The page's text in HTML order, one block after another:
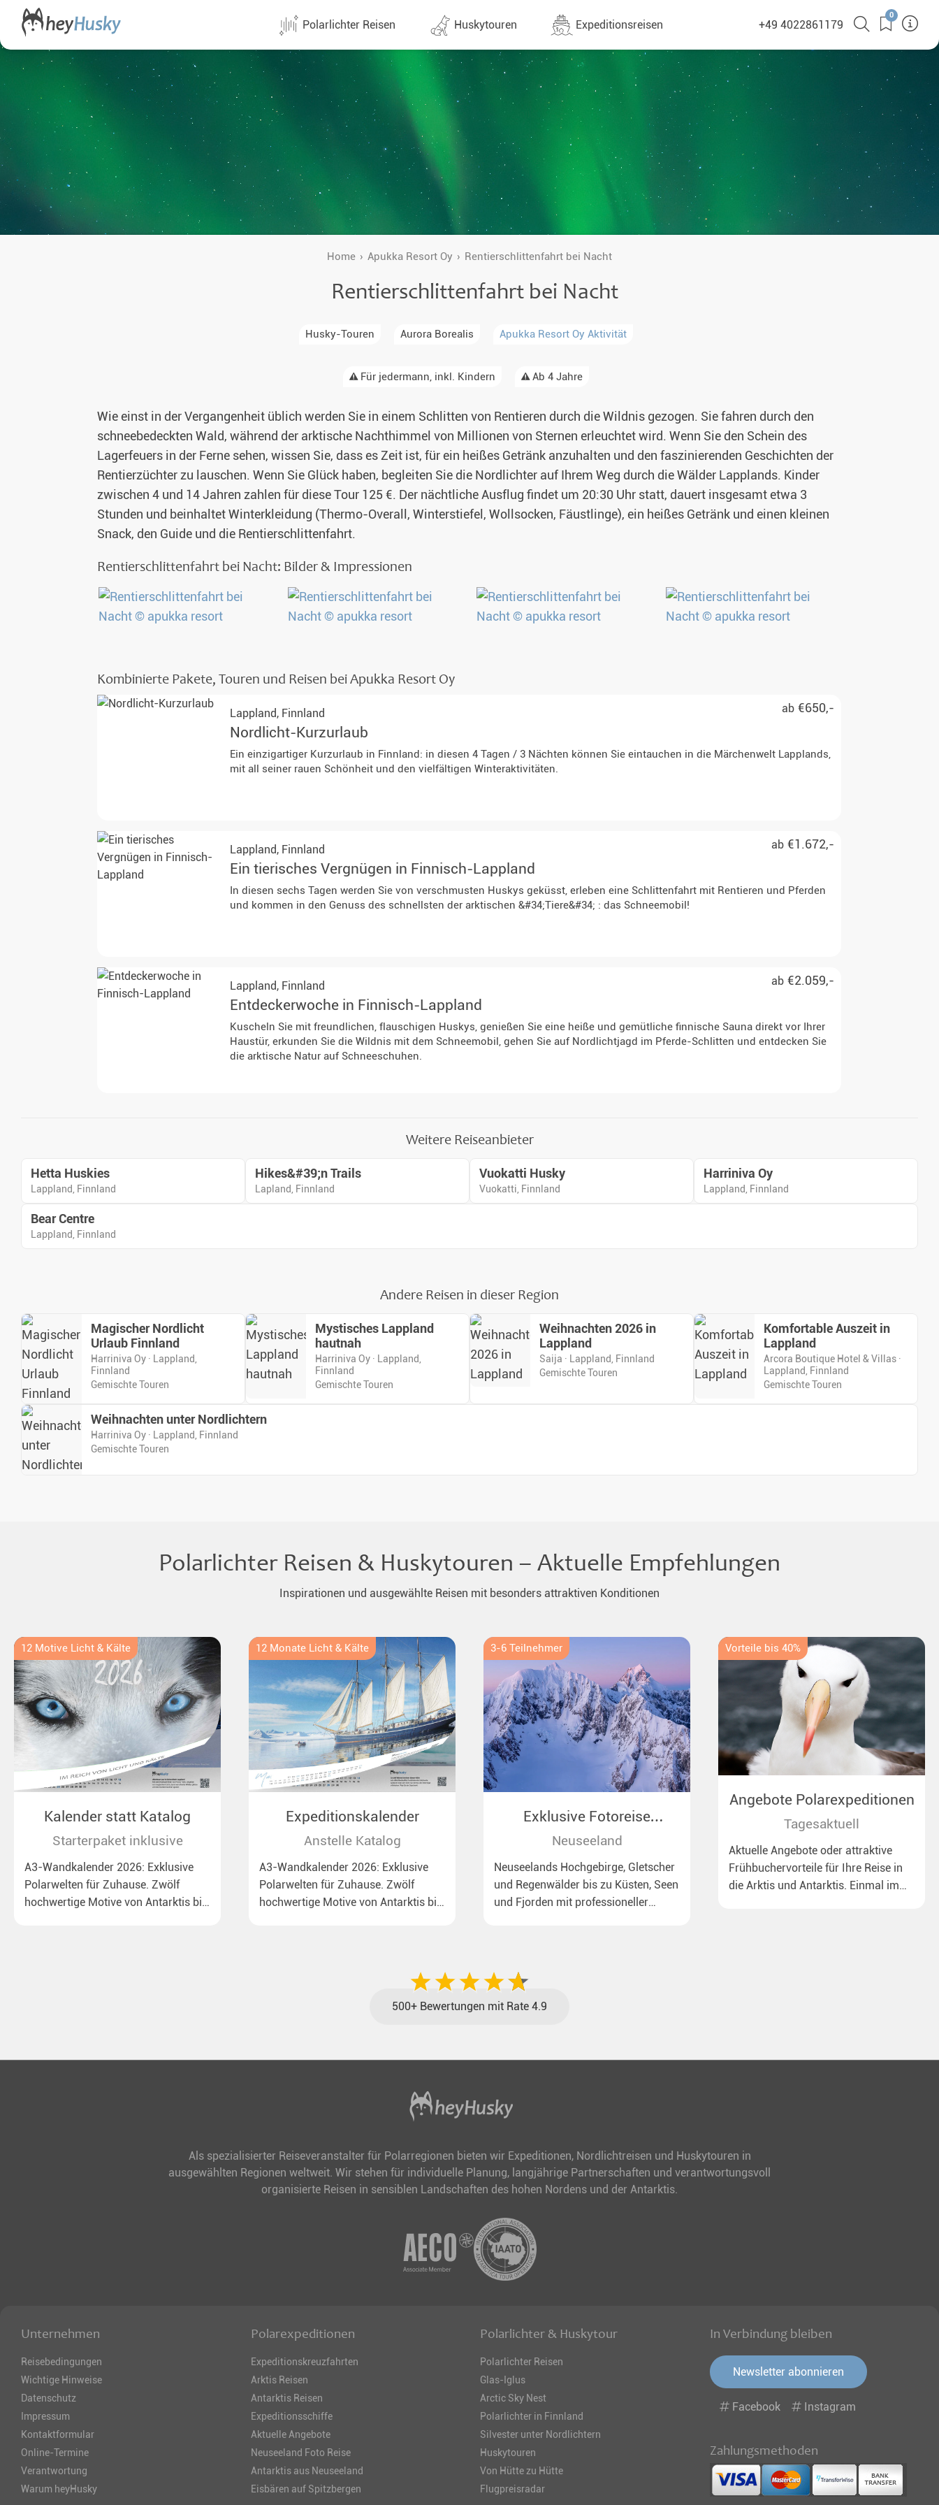
Polarlichter Reisen
Alle Termine (1437)
Direktflüge
Norwegen
Finnland
Winterurlaub 2026-2027
Weihnachten 2026
Huskytouren
Alle Termine (630)
Direktflüge
Günstige 1 Stoppflüge
Lappland & Skandinavien
Finnland
Schweden
Norwegen
Huskytouren mit Kindern
Wildnistouren von Hütte zu Hütte
Deutschsprachige Guides
Fragen und Antworten
Expeditionsreisen
Alle Expeditionen (380)
Expeditionensreisen
Antarktis Reisen
Arktis Reisen
Planung & Infos
+49 4022861179
0
Home Apukka Resort Oy Rentierschlittenfahrt bei Nacht
Rentierschlittenfahrt bei Nacht
Husky-Touren Aurora Borealis Apukka Resort Oy Aktivität
Für jedermann, inkl. Kindern Ab 4 Jahre
Wie einst in der Vergangenheit üblich werden Sie in einem Schlitten von Rentieren durch die Wildnis gezogen. Sie fahren durch den
schneebedeckten Wald, während der arktische Nachthimmel von Millionen von Sternen erleuchtet wird. Wenn Sie den Schein des
Lagerfeuers in der Ferne sehen, wissen Sie, dass es Zeit ist, für ein heißes Getränk anzuhalten und den faszinierenden Geschichten der
Rentierzüchter zu lauschen. Wenn Sie Glück haben, begleiten Sie die Nordlichter auf Ihrem Weg durch die Wälder Lapplands. Kinder
zwischen 4 und 14 Jahren zahlen für diese Tour 125 €. Der nächtliche Ausflug findet um 20:30 Uhr statt, dauert insgesamt etwa 3
Stunden und beinhaltet Winterkleidung (Thermo-Overall, Winterstiefel, Wollsocken, Fäustlinge), ein heißes Getränk und einen kleinen
Snack, den Guide und die Rentierschlittenfahrt.
Rentierschlittenfahrt bei Nacht: Bilder & Impressionen
Kombinierte Pakete, Touren und Reisen bei Apukka Resort Oy
ab €650,-
Lappland, Finnland
Nordlicht-Kurzurlaub
Ein einzigartiger Kurzurlaub in Finnland: in diesen 4 Tagen / 3 Nächten können Sie eintauchen in die Märchenwelt Lapplands,
mit all seiner rauen Schönheit und den vielfältigen Winteraktivitäten.
ab €1.672,-
Lappland, Finnland
Ein tierisches Vergnügen in Finnisch-Lappland
In diesen sechs Tagen werden Sie von verschmusten Huskys geküsst, erleben eine Schlittenfahrt mit Rentieren und Pferden
und kommen in den Genuss des schnellsten der arktischen &#34;Tiere&#34; : das Schneemobil!
ab €2.059,-
Lappland, Finnland
Entdeckerwoche in Finnisch-Lappland
Kuscheln Sie mit freundlichen, flauschigen Huskys, genießen Sie eine heiße und gemütliche finnische Sauna direkt vor Ihrer
Haustür, erkunden Sie die Wildnis mit dem Schneemobil, gehen Sie auf Nordlichtjagd im Pferde-Schlitten und entdecken Sie
die arktische Natur auf Schneeschuhen.
Weitere Reiseanbieter
Hetta Huskies
Lappland, Finnland
Hikes&#39;n Trails
Lapland, Finnland
Vuokatti Husky
Vuokatti, Finnland
Harriniva Oy
Lappland, Finnland
Bear Centre
Lappland, Finnland
Andere Reisen in dieser Region
Magischer Nordlicht
Urlaub Finnland
Harriniva Oy · Lappland,
Finnland
Gemischte Touren
Mystisches Lappland
hautnah
Harriniva Oy · Lappland,
Finnland
Gemischte Touren
Weihnachten 2026 in
Lappland
Saija · Lappland, Finnland
Gemischte Touren
Komfortable Auszeit in
Lappland
Arcora Boutique Hotel & Villas ·
Lappland, Finnland
Gemischte Touren
Weihnachten unter Nordlichtern
Harriniva Oy · Lappland, Finnland
Gemischte Touren
Polarlichter Reisen & Huskytouren – Aktuelle Empfehlungen
Inspirationen und ausgewählte Reisen mit besonders attraktiven Konditionen
12 Motive Licht & Kälte
Kalender statt Katalog
Starterpaket inklusive
A3-Wandkalender 2026: Exklusive
Polarwelten für Zuhause. Zwölf
hochwertige Motive von Antarktis bis
12 Monate Licht & Kälte
Expeditionskalender
Anstelle Katalog
A3-Wandkalender 2026: Exklusive
Polarwelten für Zuhause. Zwölf
hochwertige Motive von Antarktis bis
Grönland. Ideal für alle Polar- und
3-6 Teilnehmer
Exklusive Fotoreise
Neuseeland
Neuseeland
Neuseelands Hochgebirge, Gletscher
und Regenwälder bis zu Küsten, Seen
und Fjorden mit professioneller
Vorteile bis 40%
Angebote Polarexpeditionen
Tagesaktuell
Aktuelle Angebote oder attraktive
Frühbuchervorteile für Ihre Reise in
die Arktis und Antarktis. Einmal im
500+ Bewertungen mit Rate 4.9
Als spezialisierter Reiseveranstalter für Polarregionen bieten wir Expeditionen, Nordlichtreisen und Huskytouren in
ausgewählten Regionen weltweit. Wir stehen für individuelle Planung, langjährige Partnerschaften und verantwortungsvoll
organisierte Reisen in sensiblen Landschaften des hohen Nordens und der Antarktis.
Unternehmen
Reisebedingungen
Wichtige Hinweise
Datenschutz
Impressum
Kontaktformular
Online-Termine
Verantwortung
Warum heyHusky
Polarexpeditionen
Expeditionskreuzfahrten
Arktis Reisen
Antarktis Reisen
Expeditionsschiffe
Aktuelle Angebote
Neuseeland Foto Reise
Antarktis aus Neuseeland
Eisbären auf Spitzbergen
Polarlichter & Huskytour
Polarlichter Reisen
Glas-Iglus
Arctic Sky Nest
Polarlichter in Finnland
Silvester unter Nordlichtern
Huskytouren
Von Hütte zu Hütte
Flugpreisradar
In Verbindung bleiben
Newsletter abonnieren
Facebook Instagram
Zahlungsmethoden